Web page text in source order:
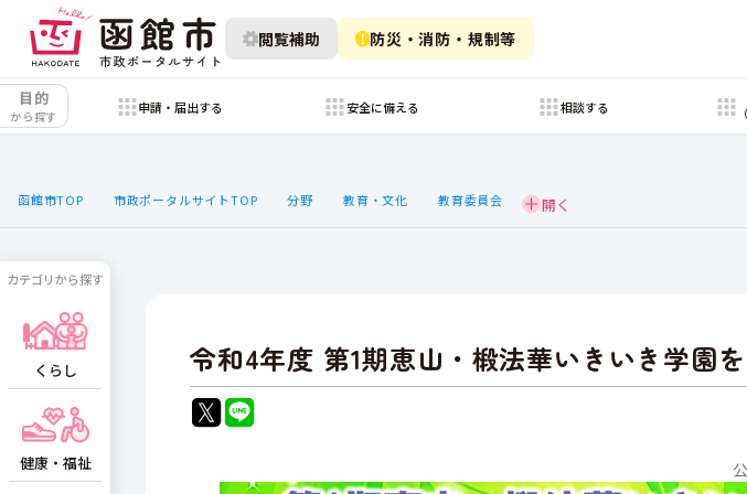
閲覧補助 防災・消防・規制等
目的
から探す
申請・届出する 安全に備える 相談する
函館市TOP 市政ポータルサイトTOP 分野 教育・文化 教育委員会
令和4年度 第1期恵山・椴法華いきいき学園
カテゴリから探す
くらし
健康・福祉